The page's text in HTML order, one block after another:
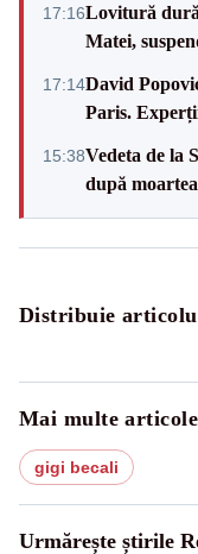
17:16Lovitură
Matei,
17:14David
Paris.
15:38Vedeta de la
după
Distribuie
Mai multe
gigi becali
Urmărește știrile